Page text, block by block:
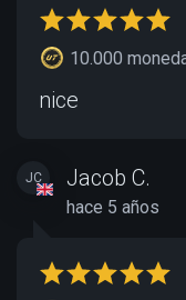
10.000
nice
JC Jacob C.
hace 5 años